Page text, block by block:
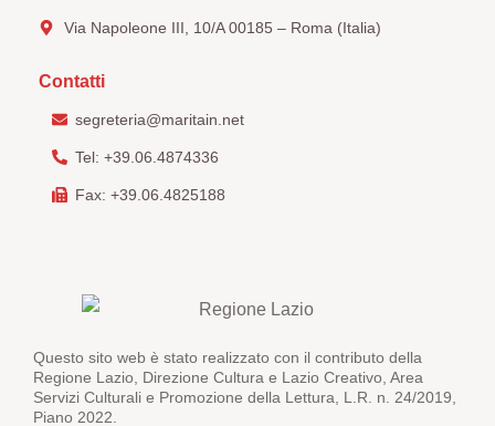
Via Napoleone III, 10/A 00185 – Roma (Italia)
Contatti
segreteria@maritain.net
Tel: +39.06.4874336
Fax: +39.06.4825188
Questo sito web è stato realizzato con il contributo della
Regione Lazio, Direzione Cultura e Lazio Creativo, Area
Servizi Culturali e Promozione della Lettura, L.R. n. 24/2019,
Piano 2022.